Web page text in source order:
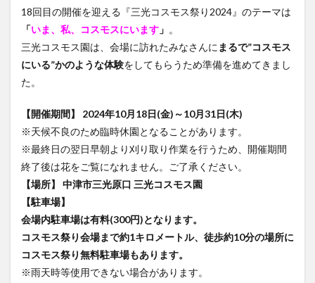
18回目の開催を迎える『三光コスモス祭り2024』のテーマは
「いま、私、コスモスにいます 」 。
三光コスモス園は、会場に訪れたみなさんに まるで”コスモス
にいる”かのような体験をしてもらうため準備を進めてきまし
た。
【開催期間】 2024年10月18日(金)～10月31日(木)
※天候不良のため臨時休園となることがあります。
※最終日の翌日早朝より刈り取り作業を行うため、開催期間
終了後は花をご覧になれません。ご了承ください。
【場所】 中津市三光原口 三光コスモス園
【駐車場】
会場内駐車場は有料(300円)となります。
コスモス祭り会場まで約1キロメートル、徒歩約10分の場所に
コスモス祭り無料駐車場もあります。
※雨天時等使用できない場合があります。
大分グルメ
大分スイーツ
大分ランチ
大分三好ヴァイセアドラー
大分県
大分県立美術館 大分空港
大分駅
宇佐市
居酒屋
庄内町カフェ
府内 投票 挾間町
新幹線
新店
日出 日出町 日田市
昆虫食
明豊
書店 期間限定 本
津久見市
漢方 炭火焼き 焼き菓子
玖珠郡
由布市 由布院
磨崖仏
祝祭の広場 神社